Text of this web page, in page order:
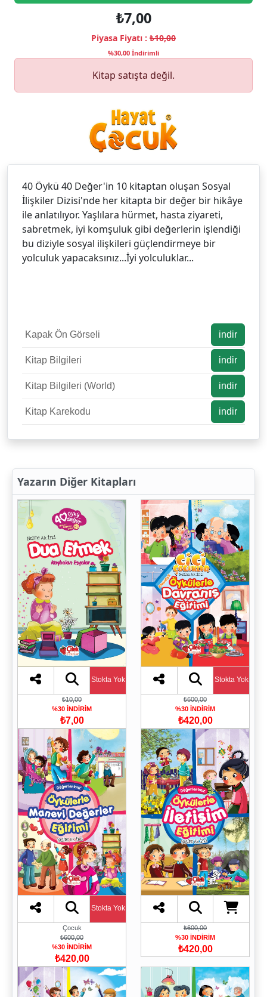
₺7,00
Piyasa Fiyatı : ₺10,00
%30,00 İndirimli
Kitap satışta değil.
40 Öykü 40 Değer'in 10 kitaptan oluşan Sosyal
İlişkiler Dizisi'nde her kitapta bir değer bir hikâye
ile anlatılıyor. Yaşlılara hürmet, hasta ziyareti,
sabretmek, iyi komşuluk gibi değerlerin işlendiği
bu diziyle sosyal ilişkileri güçlendirmeye bir
yolculuk yapacaksınız...İyi yolculuklar...
Kapak Ön Görseli indir
Kitap Bilgileri indir
Kitap Bilgileri (World) indir
Kitap Karekodu indir
Yazarın Diğer Kitapları
Stokta Yok
₺10,00
%30 İNDİRİM
₺7,00
Stokta Yok
₺600,00
%30 İNDİRİM
₺420,00
Stokta Yok
Çocuk
₺600,00
%30 İNDİRİM
₺420,00
₺600,00
%30 İNDİRİM
₺420,00